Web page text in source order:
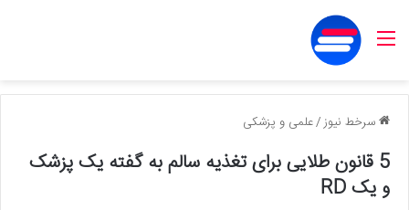
منو
سرخط نیوز/علمی و پزشکی
5 قانون طلایی برای تغذیه سالم به گفته یک پزشک
و یک RD